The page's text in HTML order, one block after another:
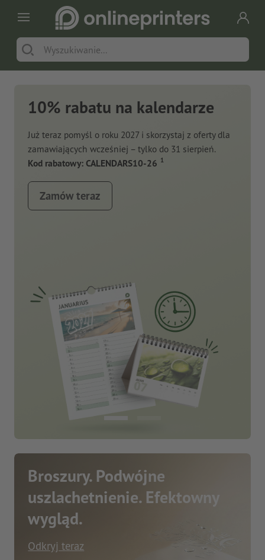
10% rabatu na kalendarze
Już teraz pomyśl o roku 2027 i skorzystaj z oferty dla
zamawiających wcześniej – tylko do 31 sierpień.
Kod rabatowy: CALENDARS10-26 1
Zamów teraz
Broszury. Podwójne
uszlachetnienie. Efektowny
wygląd.
Odkryj teraz